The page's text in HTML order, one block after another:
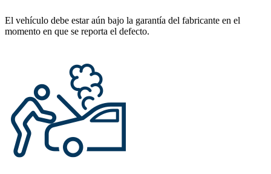
El vehículo debe estar aún bajo la garantía del fabricante en el
momento en que se reporta el defecto.